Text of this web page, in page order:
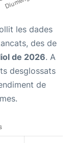
les dades
des de
de 2026. A
desglossats
de